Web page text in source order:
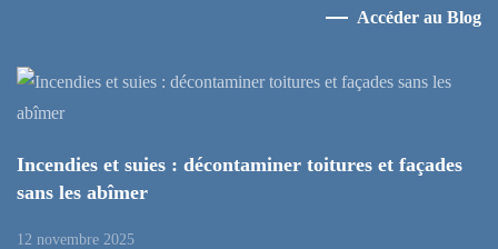
Accéder au Blog
Incendies et suies : décontaminer toitures et façades
sans les abîmer
12 novembre 2025